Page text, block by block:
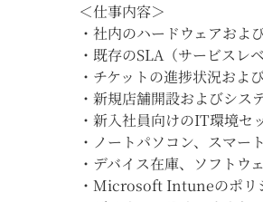
＜仕事内容＞
・社内のハードウェアおよ
・既存のSLA（サービスレ
・チケットの進捗状況およ
・新規店舗開設およびシス
・新入社員向けのIT環境セ
・ノートパソコン、スマー
・デバイス在庫、ソフトウ
・Microsoft Intuneのポリ